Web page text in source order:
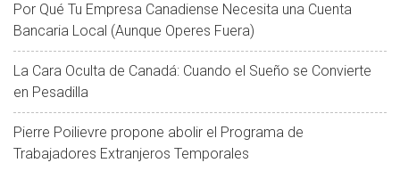
Por Qué Tu Empresa Canadiense Necesita una Cuenta
Bancaria Local (Aunque Operes Fuera)
La Cara Oculta de Canadá: Cuando el Sueño se Convierte
en Pesadilla
Pierre Poilievre propone abolir el Programa de
Trabajadores Extranjeros Temporales